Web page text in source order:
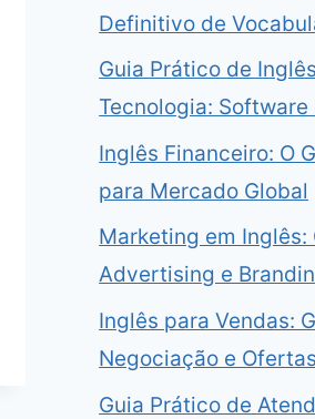
Definitivo de
Guia Prático de
Tecnologia: Software
Inglês Financeiro: O
para Mercado Global
Marketing em Inglês:
Advertising e
Inglês para Vendas:
Negociação e Ofertas
Guia Prático de